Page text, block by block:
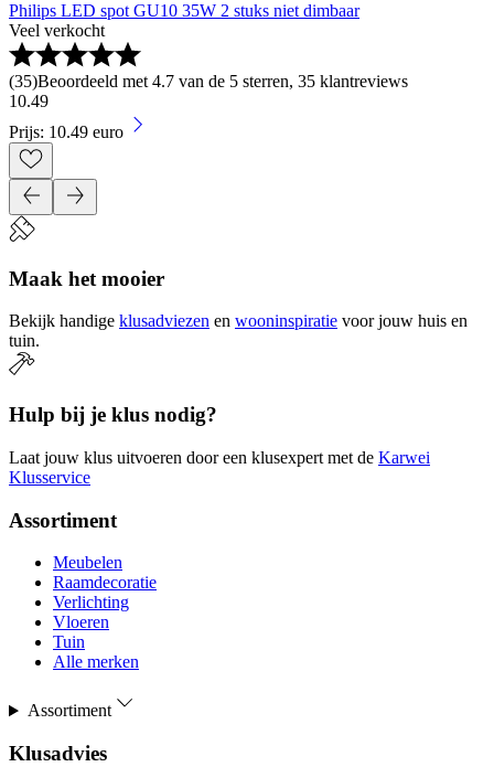
Philips LED spot GU10 35W 2 stuks niet dimbaar
Veel verkocht
(35)Beoordeeld met 4.7 van de 5 sterren, 35 klantreviews
10.49
Prijs: 10.49 euro
Maak het mooier
Bekijk handige klusadviezen en wooninspiratie voor jouw huis en
tuin.
Hulp bij je klus nodig?
Laat jouw klus uitvoeren door een klusexpert met de Karwei
Klusservice
Assortiment
Meubelen
Raamdecoratie
Verlichting
Vloeren
Tuin
Alle merken
Assortiment
Klusadvies